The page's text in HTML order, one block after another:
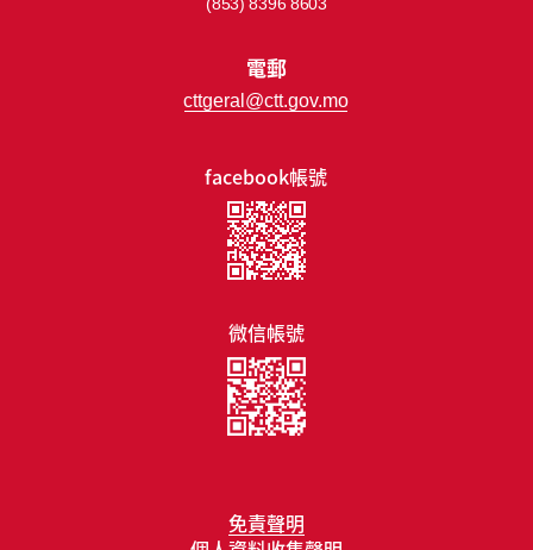
免責聲明
facebook帳號
微信帳號
(853) 8396 8603
電郵
cttgeral@ctt.gov.mo